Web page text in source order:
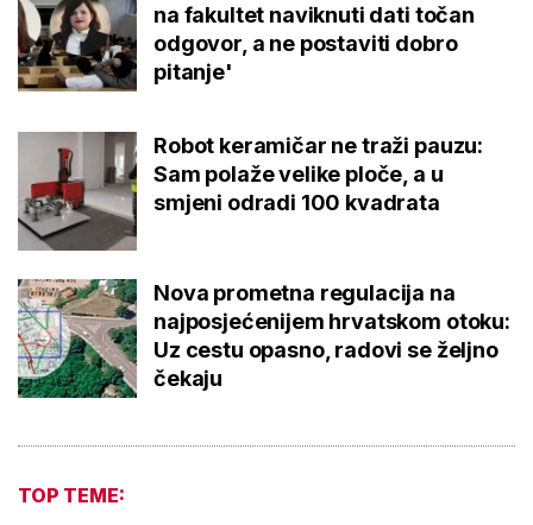
na fakultet naviknuti dati točan
odgovor, a ne postaviti dobro
pitanje'
Robot keramičar ne traži pauzu:
Sam polaže velike ploče, a u
smjeni odradi 100 kvadrata
Nova prometna regulacija na
najposjećenijem hrvatskom otoku:
Uz cestu opasno, radovi se željno
čekaju
TOP TEME: